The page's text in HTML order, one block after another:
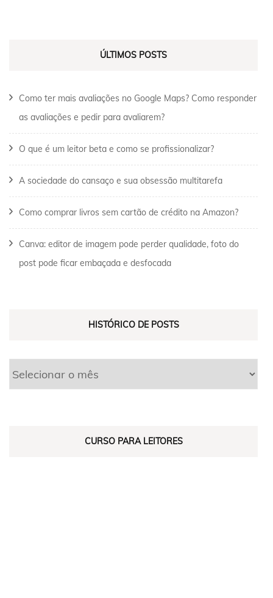
ÚLTIMOS POSTS
Como ter mais avaliações no Google Maps? Como responder
as avaliações e pedir para avaliarem?
O que é um leitor beta e como se profissionalizar?
A sociedade do cansaço e sua obsessão multitarefa
Como comprar livros sem cartão de crédito na Amazon?
Canva: editor de imagem pode perder qualidade, foto do
post pode ficar embaçada e desfocada
HISTÓRICO DE POSTS
CURSO PARA LEITORES